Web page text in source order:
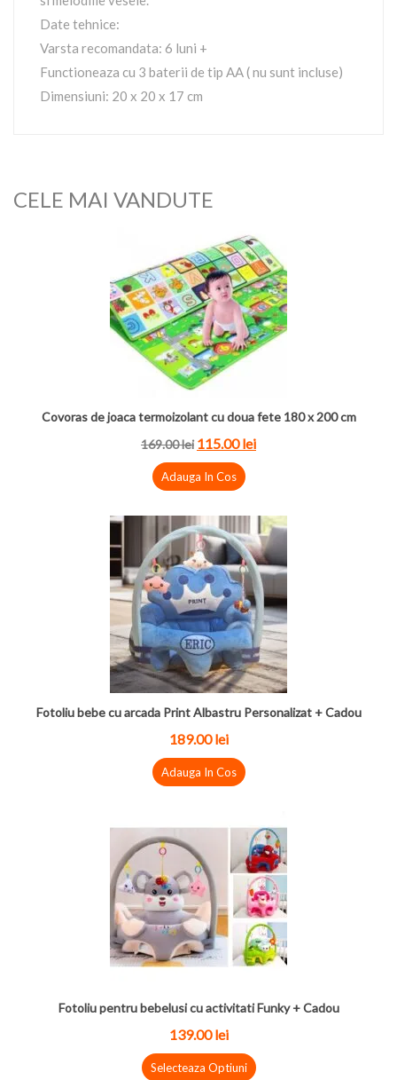
Date tehnice:
Varsta recomandata: 6 luni +
Functioneaza cu 3 baterii de tip AA ( nu sunt incluse)
Dimensiuni: 20 x 20 x 17 cm
CELE MAI VANDUTE
Covoras de joaca termoizolant cu doua fete 180 x 200 cm
169.00 lei 115.00 lei
Adauga In Cos
Fotoliu bebe cu arcada Print Albastru Personalizat + Cadou
189.00 lei
Adauga In Cos
Fotoliu pentru bebelusi cu activitati Funky + Cadou
139.00 lei
Selecteaza Optiuni